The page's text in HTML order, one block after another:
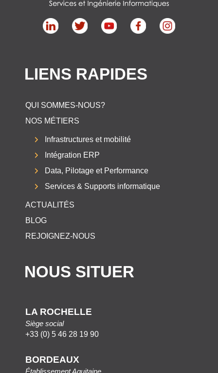
LIENS RAPIDES
QUI SOMMES-NOUS?
NOS MÉTIERS
Infrastructures et mobilité
Intégration ERP
Data, Pilotage et Performance
Services & Supports informatique
ACTUALITÉS
BLOG
REJOIGNEZ-NOUS
NOUS SITUER
LA ROCHELLE
Siège social
+33 (0) 5 46 28 19 90
BORDEAUX
Établissement Aquitaine